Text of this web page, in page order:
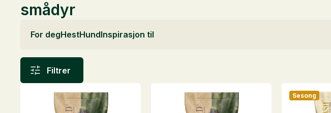
smådyr
For degHestHundInspirasjon til
Filtrer
Sesong